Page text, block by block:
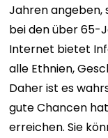
Jahren angeben,
bei den über 65-
Internet bietet
alle Ethnien,
Daher ist es
gute Chancen
erreichen. Sie